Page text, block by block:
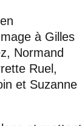
à Gilles
Normand
Ruel,
et Suzanne